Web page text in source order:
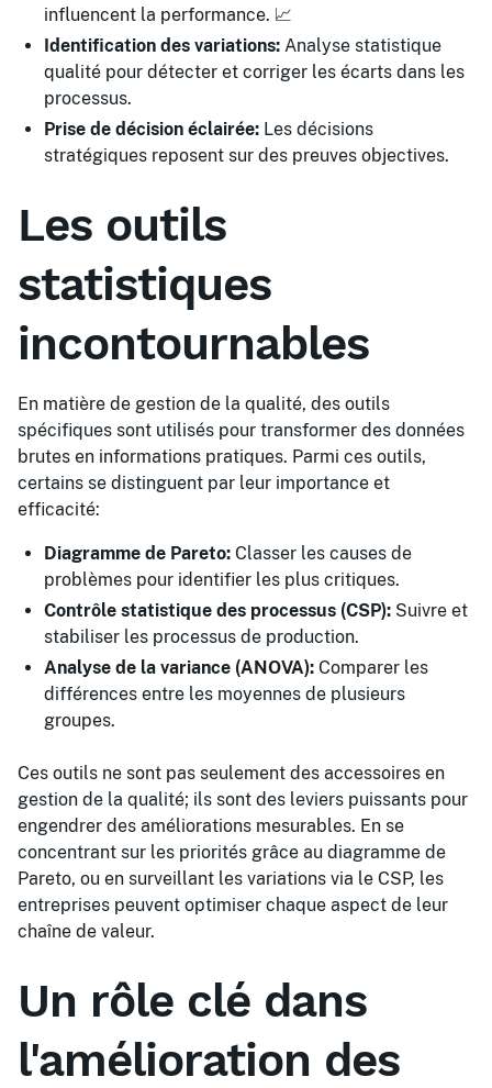
influencent la performance. 📈
Identification des variations: Analyse statistique
qualité pour détecter et corriger les écarts dans les
processus.
Prise de décision éclairée: Les décisions
stratégiques reposent sur des preuves objectives.
Les outils
statistiques
incontournables
En matière de gestion de la qualité, des outils
spécifiques sont utilisés pour transformer des données
brutes en informations pratiques. Parmi ces outils,
certains se distinguent par leur importance et
efficacité:
Diagramme de Pareto: Classer les causes de
problèmes pour identifier les plus critiques.
Contrôle statistique des processus (CSP): Suivre et
stabiliser les processus de production.
Analyse de la variance (ANOVA): Comparer les
différences entre les moyennes de plusieurs
groupes.
Ces outils ne sont pas seulement des accessoires en
gestion de la qualité; ils sont des leviers puissants pour
engendrer des améliorations mesurables. En se
concentrant sur les priorités grâce au diagramme de
Pareto, ou en surveillant les variations via le CSP, les
entreprises peuvent optimiser chaque aspect de leur
chaîne de valeur.
Un rôle clé dans
l'amélioration des